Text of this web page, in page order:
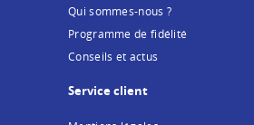
Qui sommes-nous ?
Programme de fidélité
Conseils et actus
Service client